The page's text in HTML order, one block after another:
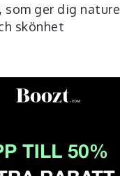
som ger dig
skönhet